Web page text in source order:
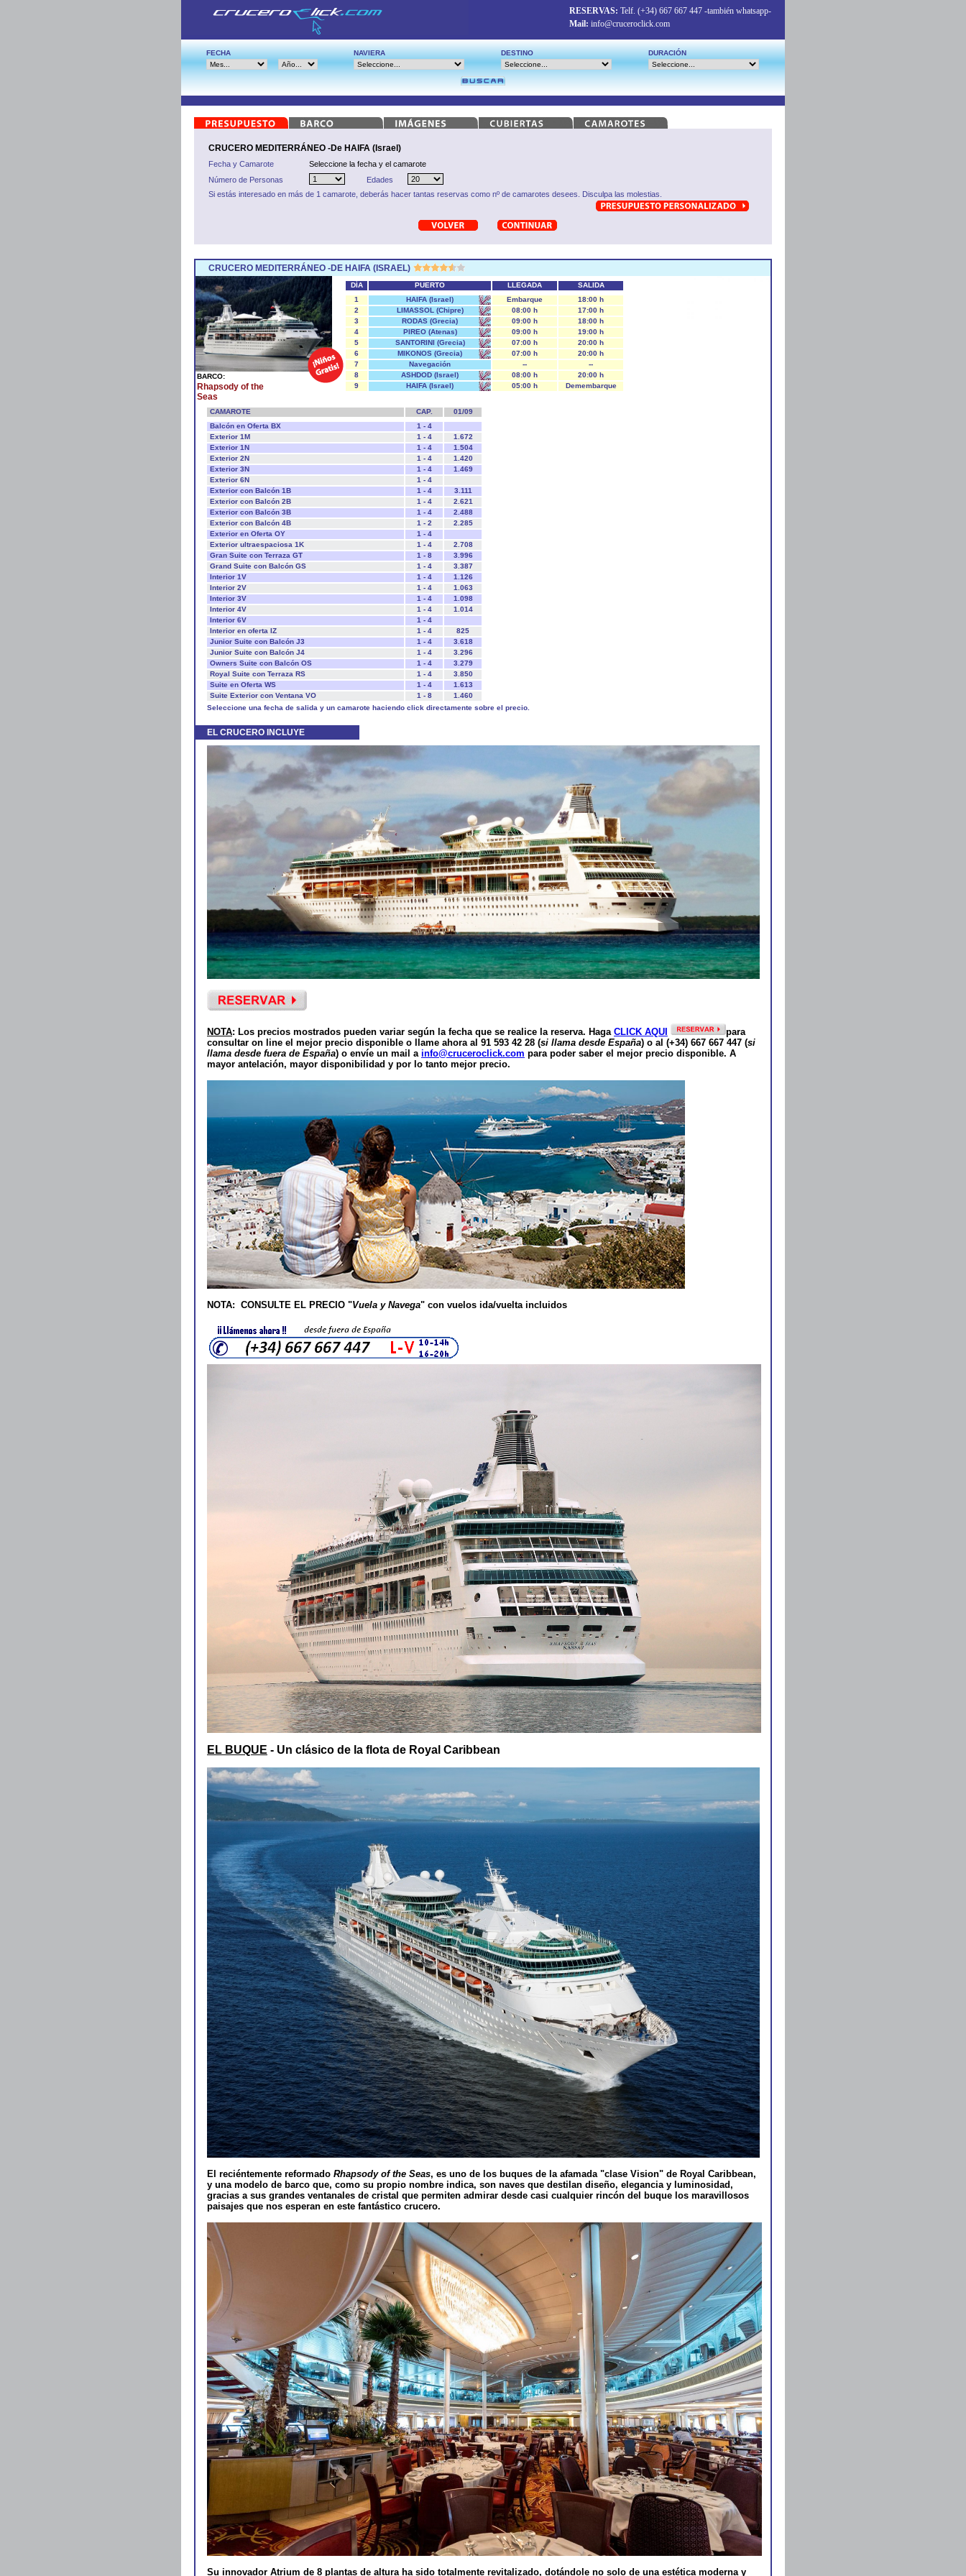
RESERVAS: Telf. (+34) 667 667 447 -también whatsapp-
Mail: info@cruceroclick.com
FECHA NAVIERA DESTINO DURACIÓN
CRUCERO MEDITERRÁNEO -De HAIFA (Israel)
Fecha y Camarote
Seleccione la fecha y el camarote
Número de Personas
Edades
Si estás interesado en más de 1 camarote, deberás hacer tantas reservas como nº de camarotes desees. Disculpa las molestias.
CRUCERO MEDITERRÁNEO -DE HAIFA (ISRAEL)
BARCO:
Rhapsody of the
Seas
DÍA PUERTO LLEGADA
SALIDA
1
HAIFA (Israel) Embarque
18:00 h
2
LIMASSOL (Chipre) 08:00 h
17:00 h
3
RODAS (Grecia) 09:00 h
18:00 h
4
PIREO (Atenas) 09:00 h
19:00 h
5
SANTORINI (Grecia) 07:00 h
20:00 h
6
MIKONOS (Grecia) 07:00 h
20:00 h
7
Navegación --
--
8
ASHDOD (Israel) 08:00 h
20:00 h
9
HAIFA (Israel) 05:00 h Demembarque
CAMAROTE CAP.
01/09
Balcón en Oferta BX
1 - 4
Exterior 1M
1 - 4
1.672
Exterior 1N
1 - 4
1.504
Exterior 2N
1 - 4
1.420
Exterior 3N
1 - 4
1.469
Exterior 6N
1 - 4
Exterior con Balcón 1B
1 - 4
3.111
Exterior con Balcón 2B
1 - 4
2.621
Exterior con Balcón 3B
1 - 4
2.488
Exterior con Balcón 4B
1 - 2
2.285
Exterior en Oferta OY
1 - 4
Exterior ultraespaciosa 1K
1 - 4
2.708
Gran Suite con Terraza GT
1 - 8
3.996
Grand Suite con Balcón GS
1 - 4
3.387
Interior 1V
1 - 4
1.126
Interior 2V
1 - 4
1.063
Interior 3V
1 - 4
1.098
Interior 4V
1 - 4
1.014
Interior 6V
1 - 4
Interior en oferta IZ
1 - 4
825
Junior Suite con Balcón J3
1 - 4
3.618
Junior Suite con Balcón J4
1 - 4
3.296
Owners Suite con Balcón OS
1 - 4
3.279
Royal Suite con Terraza RS
1 - 4
3.850
Suite en Oferta WS
1 - 4
1.613
Suite Exterior con Ventana VO
1 - 8
1.460
Seleccione una fecha de salida y un camarote haciendo click directamente sobre el precio.
EL CRUCERO INCLUYE
NOTA: Los precios mostrados pueden variar según la fecha que se realice la reserva. Haga CLICK AQUI
para
consultar on line el mejor precio disponible o llame ahora al 91 593 42 28 (si llama desde España) o al (+34) 667 667 447 (si
llama desde fuera de España) o envíe un mail a info@cruceroclick.com para poder saber el mejor precio disponible. A
mayor antelación, mayor disponibilidad y por lo tanto mejor precio.
NOTA: CONSULTE EL PRECIO "Vuela y Navega" con vuelos ida/vuelta incluidos
EL BUQUE - Un clásico de la flota de Royal Caribbean
El reciéntemente reformado Rhapsody of the Seas, es uno de los buques de la afamada "clase Vision" de Royal Caribbean,
y una modelo de barco que, como su propio nombre indica, son naves que destilan diseño, elegancia y luminosidad,
gracias a sus grandes ventanales de cristal que permiten admirar desde casi cualquier rincón del buque los maravillosos
paisajes que nos esperan en este fantástico crucero.
Su innovador Atrium de 8 plantas de altura ha sido totalmente revitalizado, dotándole no solo de una estética moderna y